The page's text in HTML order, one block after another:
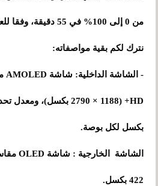
من 0 إلى 100% في 55
نترك لكم بقية مواصفاته:
بكسل لكل بوصة.
422 بكسل.